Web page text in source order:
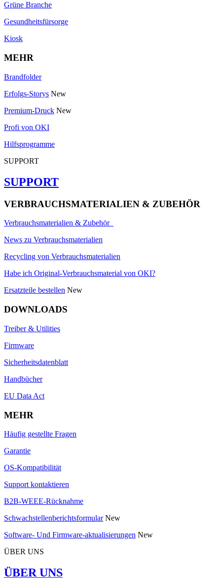
Grüne Branche
Gesundheitsfürsorge
Kiosk
MEHR
Brandfolder
Erfolgs-Storys New
Premium-Druck New
Profi von OKI
Hilfsprogramme
SUPPORT
SUPPORT
VERBRAUCHSMATERIALIEN & ZUBEHÖR
Verbrauchsmaterialien & Zubehör
News zu Verbrauchsmaterialien
Recycling von Verbrauchsmaterialien
Habe ich Original-Verbrauchsmaterial von OKI?
Ersatzteile bestellen New
DOWNLOADS
Treiber & Utilities
Firmware
Sicherheitsdatenblatt
Handbücher
EU Data Act
MEHR
Häufig gestellte Fragen
Garantie
OS-Kompatibilität
Support kontaktieren
B2B-WEEE-Rücknahme
Schwachstellenberichtsformular New
Software- Und Firmware-aktualisierungen New
ÜBER UNS
ÜBER UNS